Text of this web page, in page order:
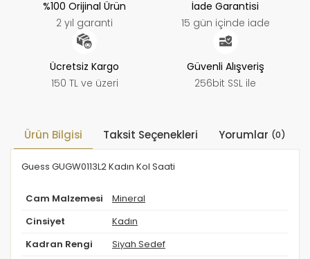
%100 Orijinal Ürün
2 yıl garanti
İade Garantisi
15 gün içinde iade
Ücretsiz Kargo
150 TL ve üzeri
Güvenli Alışveriş
256bit SSL ile
Ürün Bilgisi Taksit Seçenekleri Yorumlar (0)
Guess GUGW0113L2 Kadın Kol Saati
Cam Malzemesi Mineral
Cinsiyet Kadın
Kadran Rengi Siyah Sedef